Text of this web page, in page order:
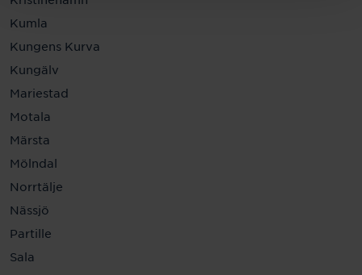
Kumla
Kungens Kurva
Kungälv
Mariestad
Motala
Märsta
Mölndal
Norrtälje
Nässjö
Partille
Sala